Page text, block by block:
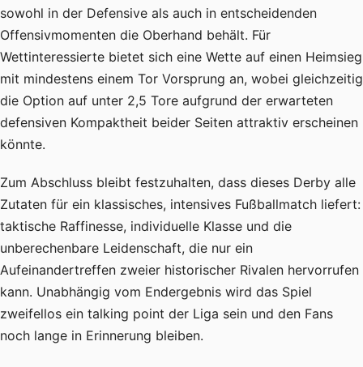
sowohl in der Defensive als auch in entscheidenden
Offensivmomenten die Oberhand behält. Für
Wettinteressierte bietet sich eine Wette auf einen Heimsieg
mit mindestens einem Tor Vorsprung an, wobei gleichzeitig
die Option auf unter 2,5 Tore aufgrund der erwarteten
defensiven Kompaktheit beider Seiten attraktiv erscheinen
könnte.
Zum Abschluss bleibt festzuhalten, dass dieses Derby alle
Zutaten für ein klassisches, intensives Fußballmatch liefert:
taktische Raffinesse, individuelle Klasse und die
unberechenbare Leidenschaft, die nur ein
Aufeinandertreffen zweier historischer Rivalen hervorrufen
kann. Unabhängig vom Endergebnis wird das Spiel
zweifellos ein talking point der Liga sein und den Fans
noch lange in Erinnerung bleiben.